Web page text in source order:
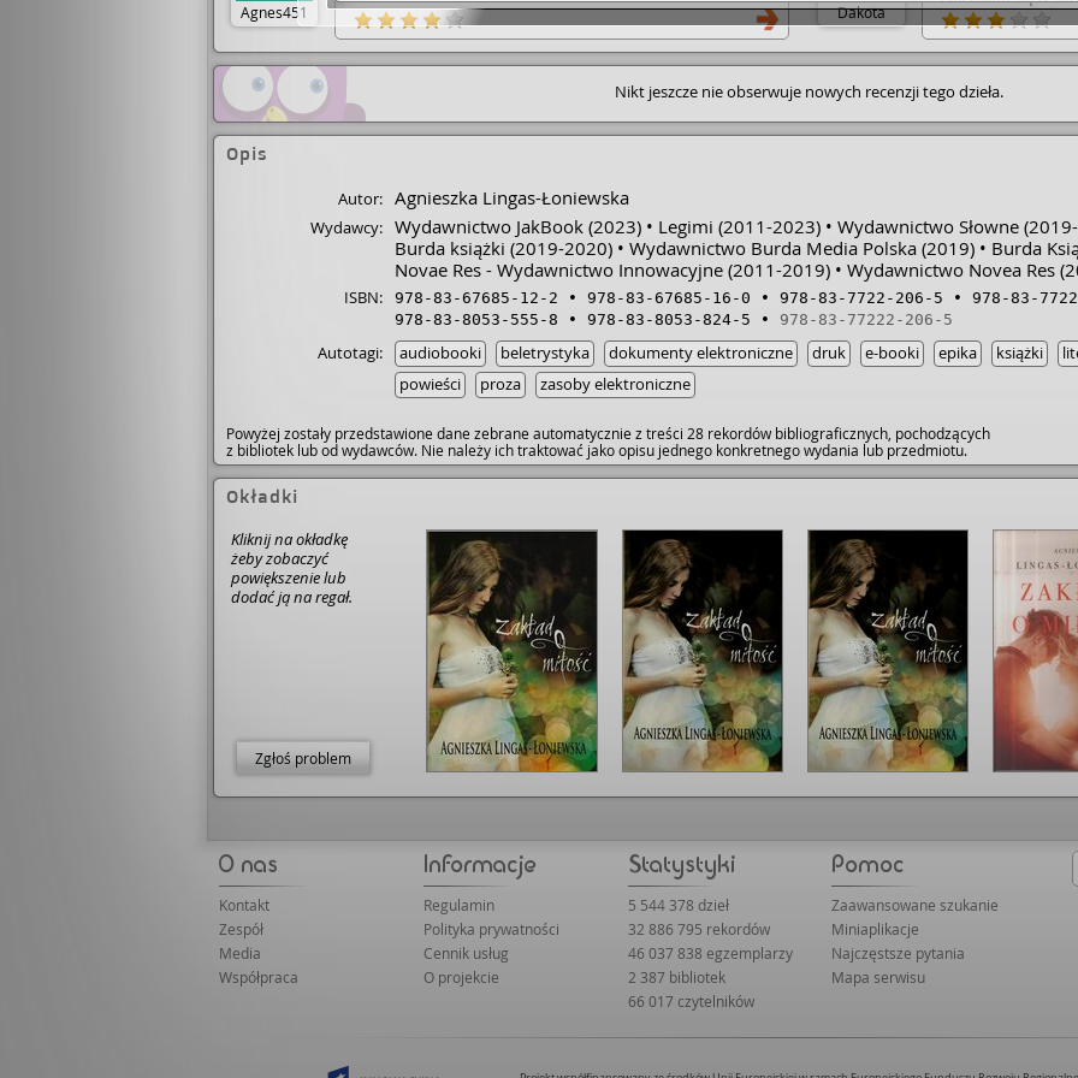
Agnes451 Dakota
autorki. W końcu
"Zakładu o
zabójczo
ona jest uroczą
Poznają się w
znej­ rodziny. Ma
drodze
drugiej strony boi
całkowitym
historię. Dwójkę
zaskakująco
pewnych
przemianę. •
pierwszym planie,
po prostu...
wszystko łączy się
wyidealizowała
pokazała, że
dobry. • "Nie
przyjąć,
jest na całe
przystępnym
schematów są
prowadzona
co mnie martwiło
Było
błyskawicznym
książka już się
momentach akcja
Najbardziej w
jednym z lepszych
Tutaj byłam lekko
wyglądu okładki.
czcionka, a
było dobre
rzeczy, ponieważ
między dwojgiem
szarości. •
Nikt jeszcze nie obserwuje nowych recenzji tego dzieła.
Opis
Autor: Agnieszka Lingas-Łoniewska
Wydawcy: Wydawnictwo JakBook (2023) Legimi (2011-2023) Wydawnictwo Słowne
Burda książki (2019-2020) Wydawnictwo Burda Media Polska (2019) Burda
Novae Res - Wydawnictwo Innowacyjne (2011-2019) Wydawnictwo Novea Res
ISBN: 978-83-67685-12-2 978-83-67685-16-0 978-83-7722-206-5 978-83-
978-83-8053-555-8
978-83-8053-824-5 978-83-77222-206-5
Autotagi: audiobooki beletrystyka dokumenty elektroniczne druk e-booki epika książki
powieści
proza zasoby elektroniczne
Powyżej zostały przedstawione dane zebrane automatycznie z treści 28 rekordów bibliograficznych, pochodzących
z bibliotek lub od wydawców. Nie należy ich traktować jako opisu jednego konkretnego wydania lub przedmiotu.
Okładki
Kliknij na okładkę
żeby zobaczyć
powiększenie lub
dodać ją na regał.
Zgłoś problem
Kontakt
Zespół
Media
Współpraca
Regulamin
Polityka prywatności
Cennik usług
O projekcie
5 544 378 dzieł
32 886 795 rekordów
46 037 838 egzemplarzy
2 387 bibliotek
66 017 czytelników
Zaawansowane szukanie
Miniaplikacje
Najczęstsze pytania
Mapa serwisu